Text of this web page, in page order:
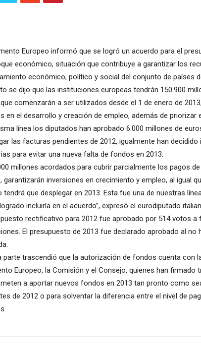
Europeo informó que se logró un acuerdo para el
económico, situación que contribuye a garantizar los
económico, político y social del conjunto de países
se dijo que las instituciones europeas tendrán 150.900
comenzarán a ser utilizados desde el 1 de enero de
en el desarrollo y creación de empleo, además de priorizar
línea los diputados han aprobado 6.000 millones de
las facturas pendientes de 2012, igualmente han
para evitar una nueva falta de fondos en 2013.
millones acordados para cubrir parcialmente los pagos
garantizarán inversiones en crecimiento y empleo, al igual
tendrá que desplegar en 2013. Esta fue una de nuestras
incluirla en el acuerdo”, expresó el eurodiputado
rectificativo para 2012 fue aprobado por 514 votos a
El presupuesto de 2013 fue declarado aprobado al no
parte trascendió que la autorización de fondos cuenta con
Europeo, la Comisión y el Consejo, quienes han firmado
a aportar nuevos fondos en 2013 tan pronto como
de 2012 o para solventar la diferencia entre el nivel de